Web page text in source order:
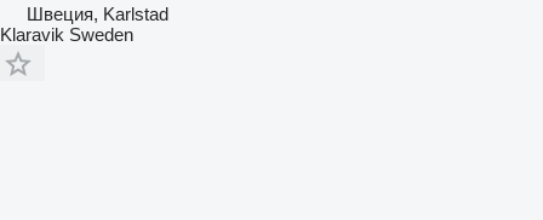
Швеция, Karlstad
Klaravik Sweden